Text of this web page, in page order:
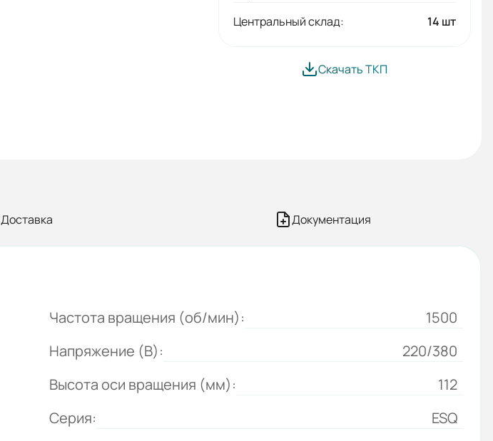
Центральный склад:
14 шт
Скачать ТКП
Доставка Документация
Частота вращения (об/мин):
1500
Напряжение (В):
220/380
Высота оси вращения (мм):
112
Серия:
ESQ